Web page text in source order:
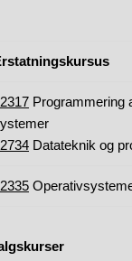
Programmering
Datateknik og